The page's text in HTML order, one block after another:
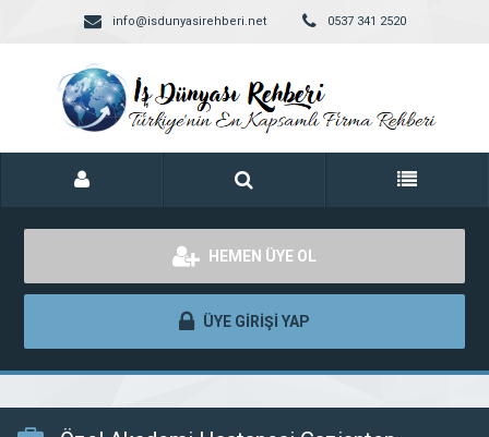
info@isdunyasirehberi.net 0537 341 2520
HEMEN ÜYE OL
ÜYE GİRİŞİ YAP